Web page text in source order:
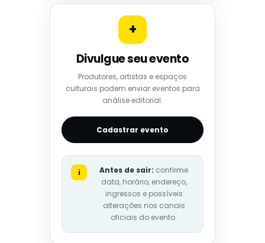
+
Divulgue seu evento
Produtores, artistas e espaços
culturais podem enviar eventos para
análise editorial.
Cadastrar evento
i Antes de sair: confirme
data, horário, endereço,
ingressos e possíveis
alterações nos canais
oficiais do evento.